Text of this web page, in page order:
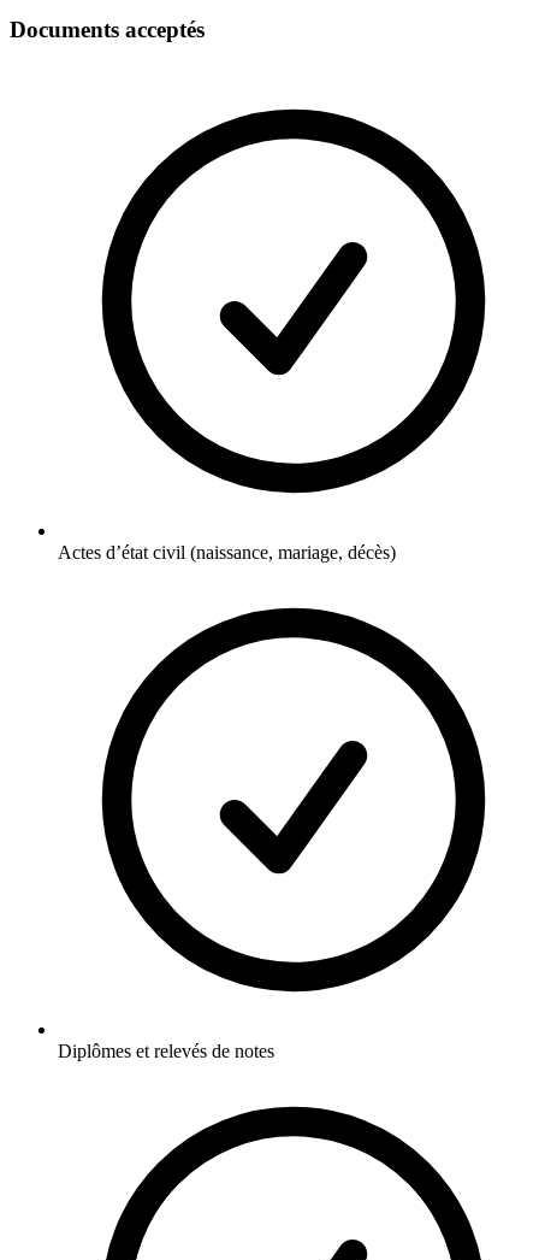
Documents acceptés
Actes d’état civil (naissance, mariage, décès)
Diplômes et relevés de notes